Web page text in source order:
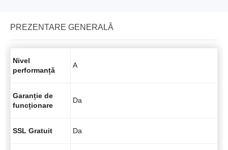
PREZENTARE GENERALĂ
Nivel
performanță
A
Garanție de
funcționare
Da
SSL Gratuit Da